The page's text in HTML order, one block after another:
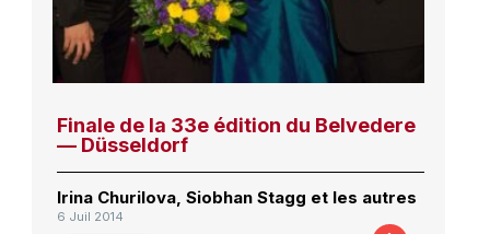
Finale de la 33e édition du Belvedere
— Düsseldorf
Irina Churilova, Siobhan Stagg et les autres
6 Juil 2014